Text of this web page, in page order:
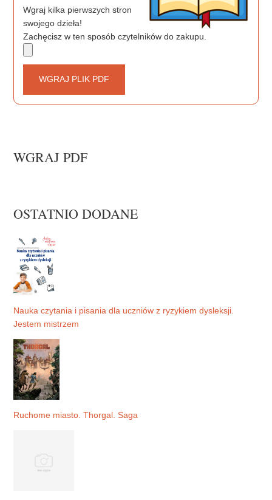
Wgraj kilka pierwszych stron
swojego dzieła!
Zachęcisz w ten sposób czytelników do zakupu.
WGRAJ PLIK PDF
WGRAJ PDF
OSTATNIO DODANE
Nauka czytania i pisania dla uczniów z ryzykiem dysleksji.
Jestem mistrzem
Ruchome miasto. Thorgal. Saga